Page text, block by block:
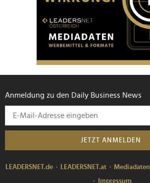
Anmeldung zu den Daily Business News
JETZT ANMELDEN
LEADERSNET.de LEADERSNET.at Mediadaten
Impressum